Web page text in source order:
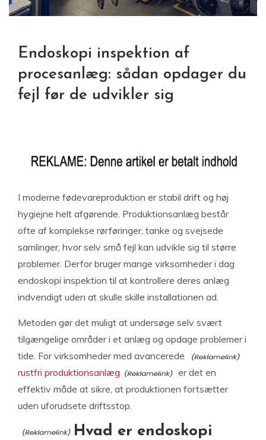
Endoskopi inspektion af
procesanlæg: sådan opdager du
fejl før de udvikler sig
I moderne fødevareproduktion er stabil drift og høj
hygiejne helt afgørende. Produktionsanlæg består
ofte af komplekse rørføringer, tanke og svejsede
samlinger, hvor selv små fejl kan udvikle sig til større
problemer. Derfor bruger mange virksomheder i dag
endoskopi inspektion til at kontrollere deres anlæg
indvendigt uden at skulle skille installationen ad.
Metoden gør det muligt at undersøge selv svært
tilgængelige områder i et anlæg og opdage problemer i
tide. For virksomheder med avancerede
rustfri produktionsanlæg
er det en
effektiv måde at sikre, at produktionen fortsætter
uden uforudsete driftsstop.
Hvad er endoskopi